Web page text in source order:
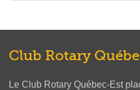
Club Rotary
Le Club Rotary Québec-Est